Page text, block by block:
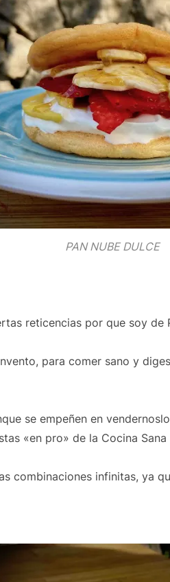
PAN NUBE DULCE
reticencias por que soy de
para comer sano y
se empeñen en
«en pro» de la Cocina
combinaciones infinitas, ya